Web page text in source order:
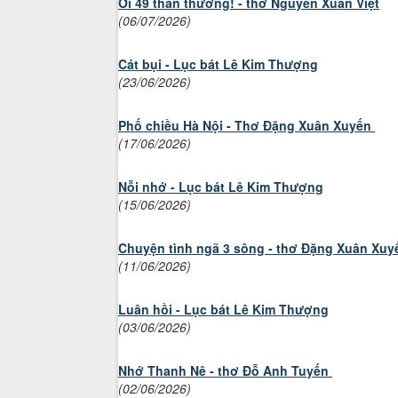
(06/07/2026)
Cát bụi - Lục bát Lê Kim Thượng
(23/06/2026)
Phố chiều Hà Nội - Thơ Đặng Xuân Xuyến
(17/06/2026)
Nỗi nhớ - Lục bát Lê Kim Thượng
(15/06/2026)
Chuyện tình ngã 3 sông - thơ Đặng Xuân
(11/06/2026)
Luân hồi - Lục bát Lê Kim Thượng
(03/06/2026)
Nhớ Thanh Nê - thơ Đỗ Anh Tuyến
(02/06/2026)